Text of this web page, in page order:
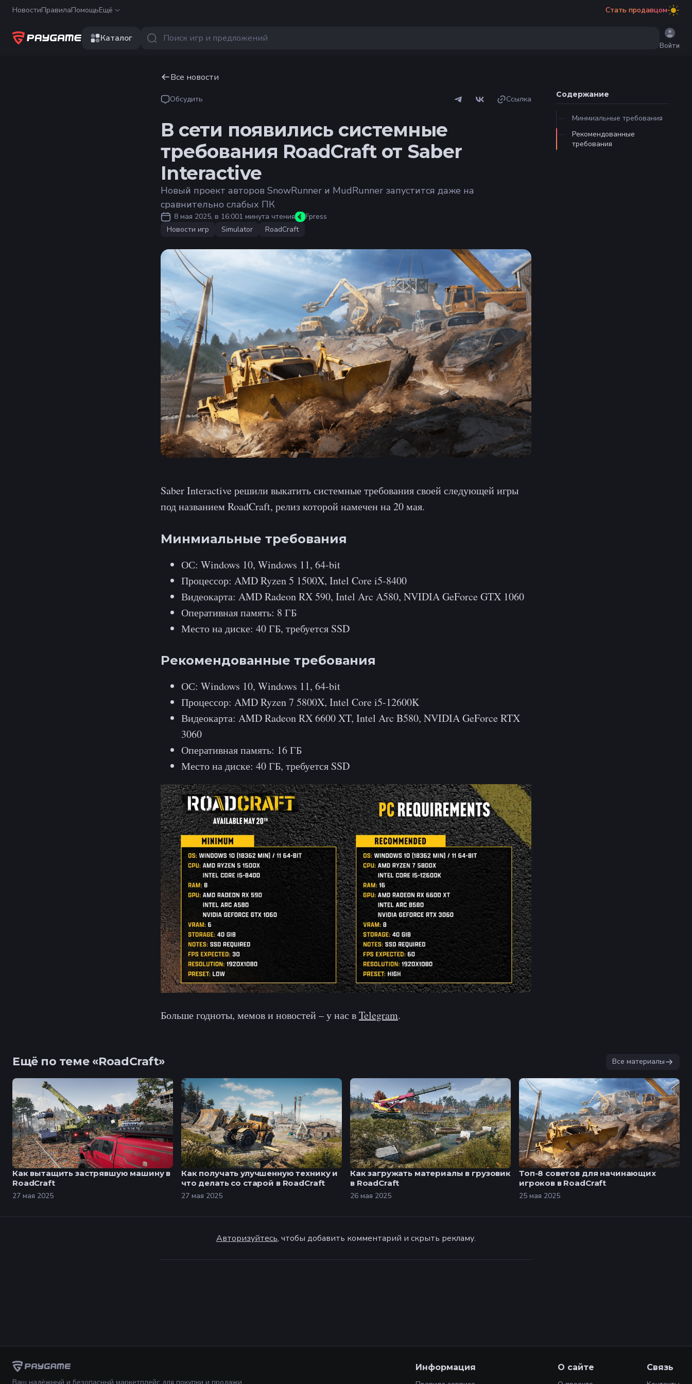
НовостиПравилаПомощьЕщё Стать продавцом
Каталог
Войти
Все новости
Обсудить Ссылка
В сети появились системные
требования RoadCraft от Saber
Interactive
Новый проект авторов SnowRunner и MudRunner запустится даже на
сравнительно слабых ПК
8 мая 2025, в 16:001 минута чтения
Fpress
Новости игр
Simulator RoadCraft
Saber Interactive решили выкатить системные требования своей следующей игры
под названием RoadCraft, релиз которой намечен на 20 мая.
Минмиальные требования
ОС: Windows 10, Windows 11, 64-bit
Процессор: AMD Ryzen 5 1500X, Intel Core i5-8400
Видеокарта: AMD Radeon RX 590, Intel Arc A580, NVIDIA GeForce GTX 1060
Оперативная память: 8 ГБ
Место на диске: 40 ГБ, требуется SSD
Рекомендованные требования
ОС: Windows 10, Windows 11, 64-bit
Процессор: AMD Ryzen 7 5800X, Intel Core i5-12600K
Видеокарта: AMD Radeon RX 6600 XT, Intel Arc B580, NVIDIA GeForce RTX
3060
Оперативная память: 16 ГБ
Место на диске: 40 ГБ, требуется SSD
Больше годноты, мемов и новостей – у нас вTelegram.
Содержание
Минмиальные требования
Рекомендованные
требования
Ещё по теме «RoadCraft» Все материалы
Как вытащить застрявшую машину в
RoadCraft
27 мая 2025
Как получать улучшенную технику и
что делать со старой в RoadCraft
27 мая 2025
Как загружать материалы в грузовик
в RoadCraft
26 мая 2025
Топ-8 советов для начинающих
игроков в RoadCraft
25 мая 2025
Авторизуйтесь, чтобы добавить комментарий и скрыть рекламу.
Информация
О сайте
Связь